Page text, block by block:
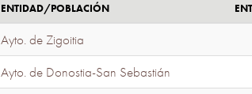
ENTIDAD/POBLACIÓN
Ayto. de Zigoitia
Ayto. de Donostia-San Sebastián